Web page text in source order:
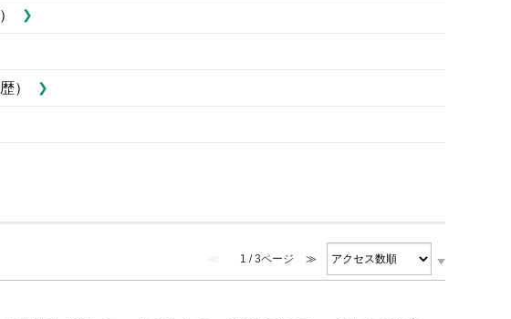
）
≪ 1 / 3ページ ≫